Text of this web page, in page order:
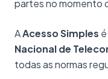
partes no momento
AAcesso Simples
Nacional de
todas as normas